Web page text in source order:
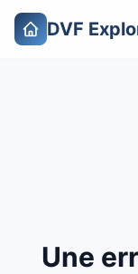
DVF
Une